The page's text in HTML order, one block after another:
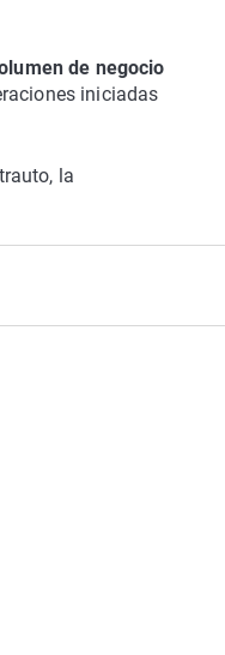
de negocio
iniciadas
la